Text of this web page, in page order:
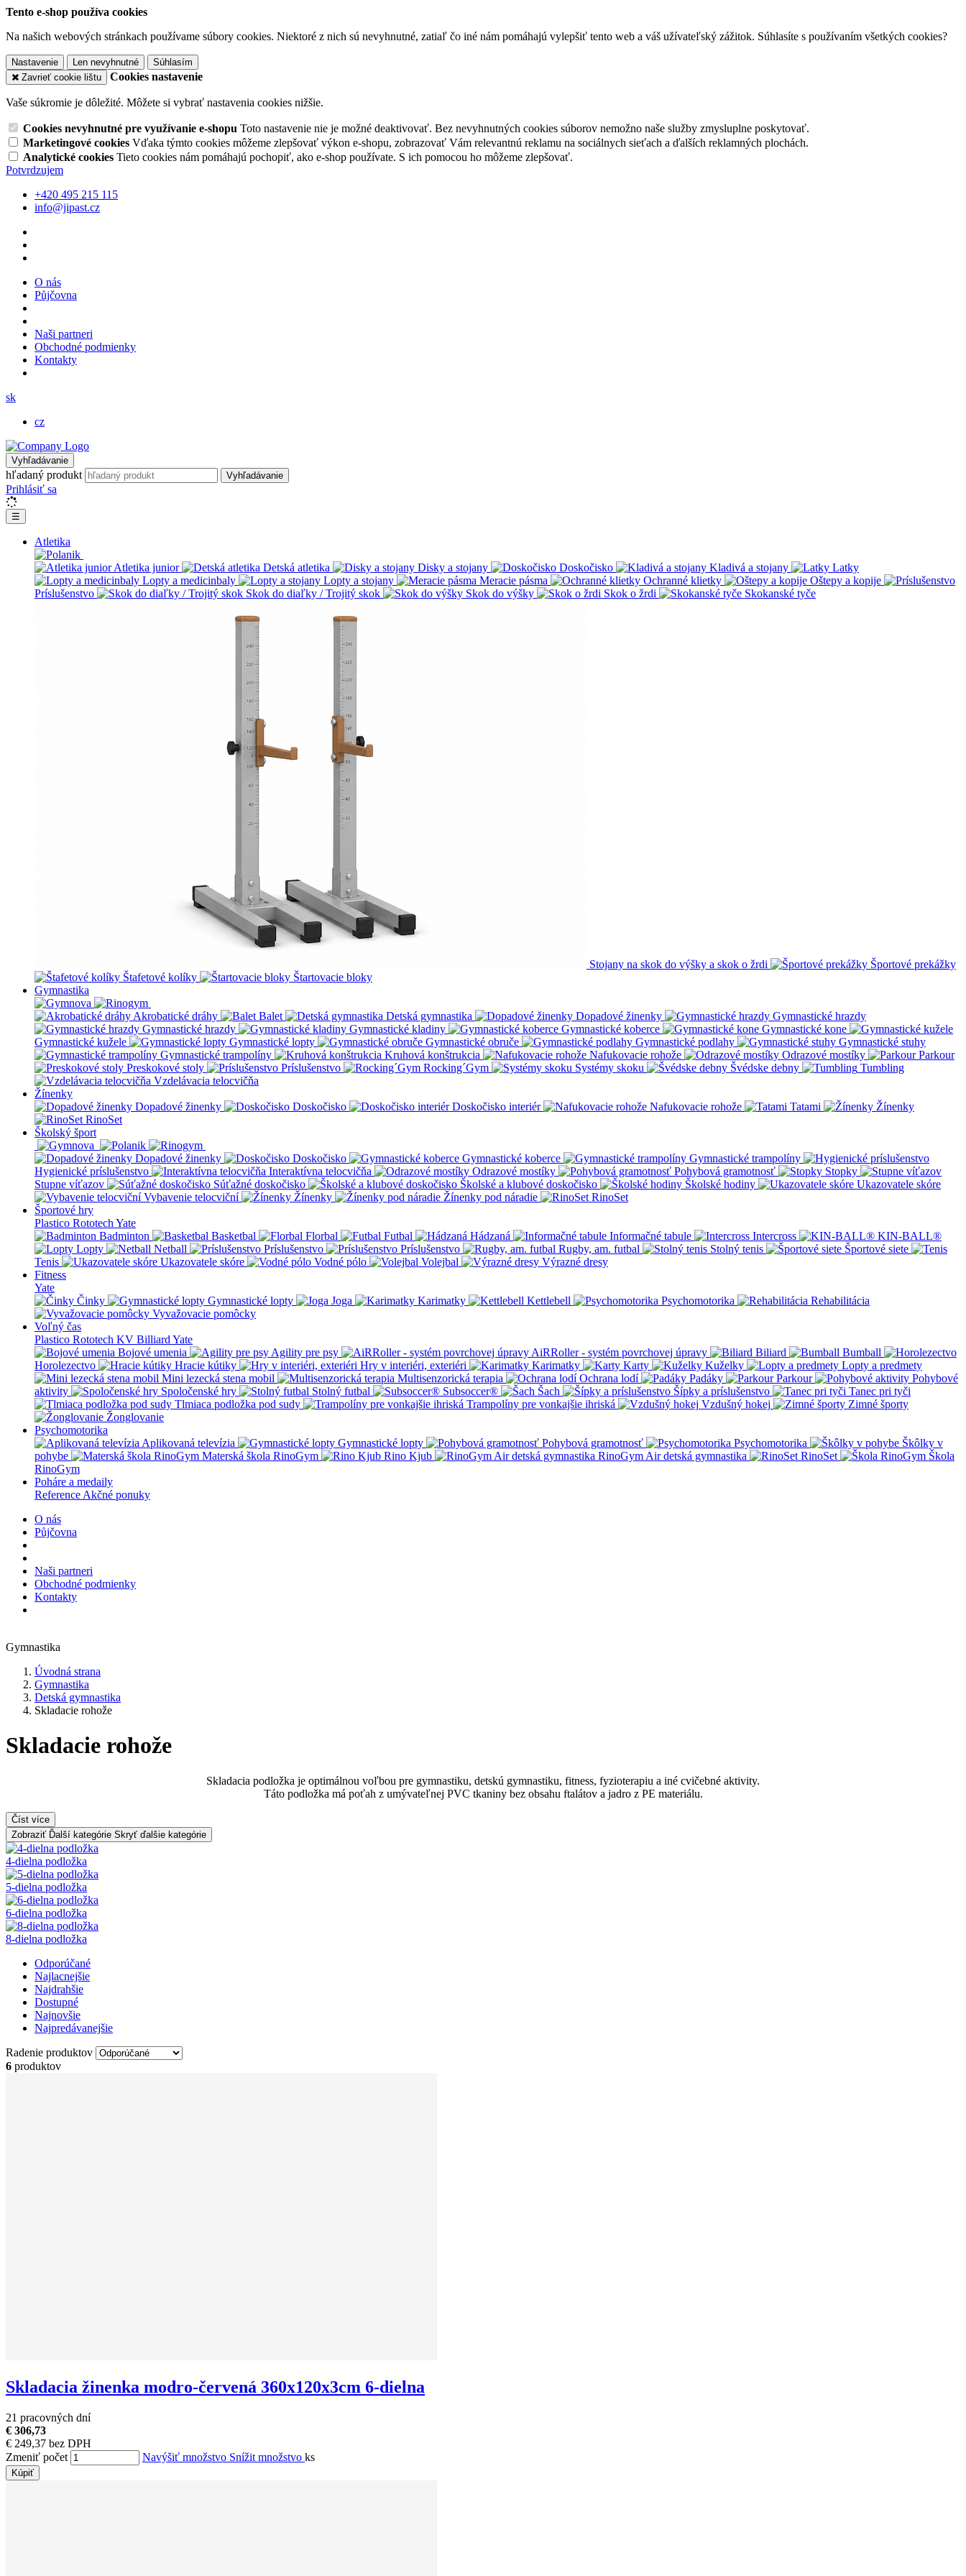
Tento e-shop používa cookies
Na našich webových stránkach používame súbory cookies. Niektoré z nich sú nevyhnutné, zatiaľ čo iné nám pomáhajú vylepšiť tento web a váš užívateľský zážitok. Súhlasíte s používaním všetkých cookies?
Nastavenie Len nevyhnutné
Súhlasím
Zavrieť cookie lištu
Cookies nastavenie
Vaše súkromie je dôležité. Môžete si vybrať nastavenia cookies nižšie.
Cookies nevyhnutné pre využívanie e-shopu Toto nastavenie nie je možné deaktivovať. Bez nevyhnutných cookies súborov nemožno naše služby zmysluplne poskytovať.
Marketingové cookies Vďaka týmto cookies môžeme zlepšovať výkon e-shopu, zobrazovať Vám relevantnú reklamu na sociálnych sieťach a ďalších reklamných plochách.
Analytické cookies Tieto cookies nám pomáhajú pochopiť, ako e-shop používate. S ich pomocou ho môžeme zlepšovať.
Potvrdzujem
+420 495 215 115
info@jipast.cz
O nás
Půjčovna
Naši partneri
Obchodné podmienky
Kontakty
sk
cz
Vyhľadávanie
hľadaný produkt Vyhľadávanie
Prihlásiť sa
☰
Atletika
Atletika junior Detská atletika Disky a stojany Doskočisko Kladivá a stojany
Latky
Lopty a medicinbaly
Lopty a stojany Meracie pásma Ochranné klietky
Oštepy a kopije
Príslušenstvo
Skok do diaľky / Trojitý skok Skok do výšky Skok o žrdi Skokanské tyče
Stojany na skok do výšky a skok o žrdi
Športové prekážky
Štafetové kolíky
Štartovacie bloky
Gymnastika
Akrobatické dráhy Balet Detská gymnastika Dopadové žinenky
Gymnastické hrazdy
Gymnastické hrazdy
Gymnastické kladiny Gymnastické koberce
Gymnastické kone
Gymnastické kužele
Gymnastické lopty Gymnastické obruče Gymnastické podlahy
Gymnastické stuhy
Gymnastické trampolíny
Kruhová konštrukcia Nafukovacie rohože Odrazové mostíky
Parkour
Preskokové stoly
Príslušenstvo Rocking´Gym Systémy skoku Švédske debny
Tumbling
Vzdelávacia telocvičňa
Žínenky
Dopadové žinenky
Doskočisko Doskočisko interiér Nafukovacie rohože Tatami
Žínenky
RinoSet
Školský šport
Dopadové žinenky Doskočisko Gymnastické koberce
Gymnastické trampolíny
Hygienické príslušenstvo
Interaktívna telocvičňa Odrazové mostíky Pohybová gramotnosť
Stopky
Stupne víťazov
Súťažné doskočisko Školské a klubové doskočisko Školské hodiny
Ukazovatele skóre
Vybavenie telocviční
Žínenky Žínenky pod náradie
RinoSet
Športové hry
Plastico Rototech Yate
Badminton
Basketbal Florbal Futbal Hádzaná Informačné tabule Intercross
KIN-BALL®
Lopty
Netball Príslušenstvo Príslušenstvo Rugby, am. futbal Stolný tenis
Športové siete
Tenis
Ukazovatele skóre Vodné pólo Volejbal
Výrazné dresy
Fitness
Yate
Činky
Gymnastické lopty Joga Karimatky Kettlebell Psychomotorika
Rehabilitácia
Vyvažovacie pomôcky
Voľný čas
Plastico Rototech KV Billiard Yate
Bojové umenia
Agility pre psy AiRRoller - systém povrchovej úpravy Biliard
Bumball
Horolezectvo
Hracie kútiky Hry v interiéri, exteriéri Karimatky Karty Kuželky
Lopty a predmety
Mini lezecká stena mobil
Multisenzorická terapia Ochrana lodí Padáky Parkour
Pohybové
aktivity
Spoločenské hry Stolný futbal Subsoccer® Šach Šípky a príslušenstvo
Tanec pri tyči
Tlmiaca podložka pod sudy
Trampolíny pre vonkajšie ihriská Vzdušný hokej
Zimné športy
Žonglovanie
Psychomotorika
Aplikovaná televízia
Gymnastické lopty Pohybová gramotnosť Psychomotorika
Škôlky v
pohybe
Materská škola RinoGym Rino Kjub RinoGym Air detská gymnastika RinoSet
Škola
RinoGym
Poháre a medaily
Reference Akčné ponuky
O nás
Půjčovna
Naši partneri
Obchodné podmienky
Kontakty
Gymnastika
Úvodná strana
Gymnastika
Detská gymnastika
Skladacie rohože
Skladacie rohože
Skladacia podložka je optimálnou voľbou pre gymnastiku, detskú gymnastiku, fitness, fyzioterapiu a iné cvičebné aktivity.
Táto podložka má poťah z umývateľnej PVC tkaniny bez obsahu ftalátov a jadro z PE materiálu.
Číst více
Zobraziť Ďalší kategórie Skryť ďalšie kategórie
4-dielna podložka
5-dielna podložka
6-dielna podložka
8-dielna podložka
Odporúčané
Najlacnejšie
Najdrahšie
Dostupné
Najnovšie
Najpredávanejšie
Radenie produktov
6 produktov
Skladacia žinenka modro-červená 360x120x3cm 6-dielna
21 pracovných dní
€ 306,73
€ 249,37 bez DPH
Zmeniť počet
Navýšiť množstvo Snížit množstvo ks
Kúpiť